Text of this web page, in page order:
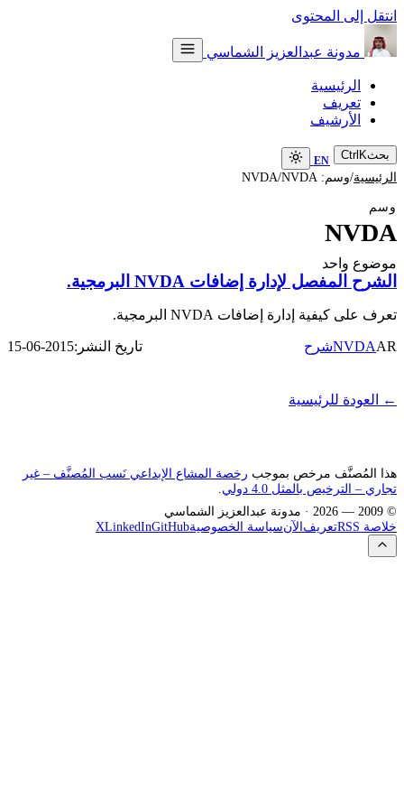
انتقل إلى المحتوى
مدونة عبدالعزيز الشماسي
الرئيسية
تعريف
الأرشيف
بحث Ctrl K
EN
الرئيسية/وسم: NVDA /
NVDA
وسم
NVDA
موضوع واحد
الشرح المفصل لإدارة إضافات NVDA البرمجية.
تعرف على كيفية إدارة إضافات NVDA البرمجية.
AR
NVDAشرح تاريخ النشر:2015-06-15
← العودة للرئيسية
هذا المُصنَّف مرخص بموجب رخصة المشاع الإبداعي نَسب المُصنَّف – غير
تجاري – الترخيص بالمثل 4.0 دولي
© 2009 —
2026 · مدونة عبدالعزيز الشماسي
خلاصة RSS
تعريفالآنسياسة الخصوصيةGitHub
LinkedIn
X